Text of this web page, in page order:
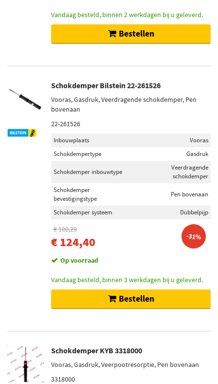
Vandaag besteld, binnen 2 werkdagen bij u geleverd.
Bestellen
Schokdemper Bilstein 22-261526
Vooras, Gasdruk, Veerdragende schokdemper, Pen
bovenaan
22-261526
Inbouwplaats
Vooras
Schokdempertype
Gasdruk
Schokdemper inbouwtype
Veerdragende
schokdemper
Schokdemper
bevestigingstype
Pen bovenaan
Schokdemper systeem Dubbelpijp
€ 180,29
€ 124,40 -31%
Op voorraad
Vandaag besteld, binnen 3 werkdagen bij u geleverd.
Bestellen
Schokdemper KYB 3318000
Vooras, Gasdruk, Veerpootresorptie, Pen bovenaan
3318000